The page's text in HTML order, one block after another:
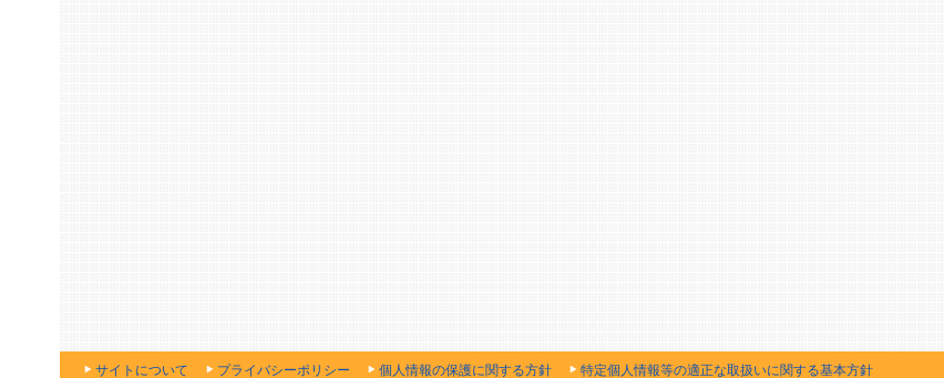
サイトについて プライバシーポリシー 個人情報の保護に関する方針 特定個人情報等の適正な取扱いに関する基本方針